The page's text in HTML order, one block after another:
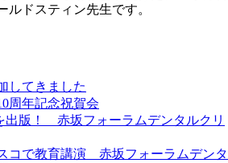
ルドスティン先生です。
してきました
周年記念祝賀会
出版！ 赤坂フォーラムデンタルクリ
コで教育講演 赤坂フォーラムデンタ